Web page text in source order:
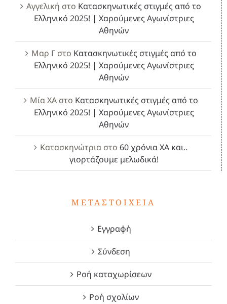
Αγγελική στο Κατασκηνωτικές στιγμές από το
Ελληνικό 2025! | Χαρούμενες Αγωνίστριες
Αθηνών
Μαρ Γστο Κατασκηνωτικές στιγμές από το
Ελληνικό 2025! | Χαρούμενες Αγωνίστριες
Αθηνών
Μία ΧΑστο Κατασκηνωτικές στιγμές από το
Ελληνικό 2025! | Χαρούμενες Αγωνίστριες
Αθηνών
Κατασκηνώτρια στο 60 χρόνια ΧΑ και..
γιορτάζουμε μελωδικά!
ΜΕΤΑΣΤΟΙΧΕΊΑ
Εγγραφή
Σύνδεση
Ροή καταχωρίσεων
Ροή σχολίων